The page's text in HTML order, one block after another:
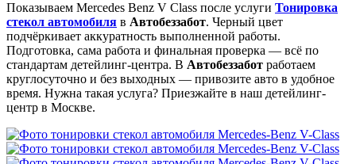
Показываем Mercedes Benz V Class после услуги Тонировка
стекол автомобиля в Автобеззабот. Черный цвет
подчёркивает аккуратность выполненной работы.
Подготовка, сама работа и финальная проверка — всё по
стандартам детейлинг-центра. В Автобеззабот работаем
круглосуточно и без выходных — привозите авто в удобное
время. Нужна такая услуга? Приезжайте в наш детейлинг-
центр в Москве.